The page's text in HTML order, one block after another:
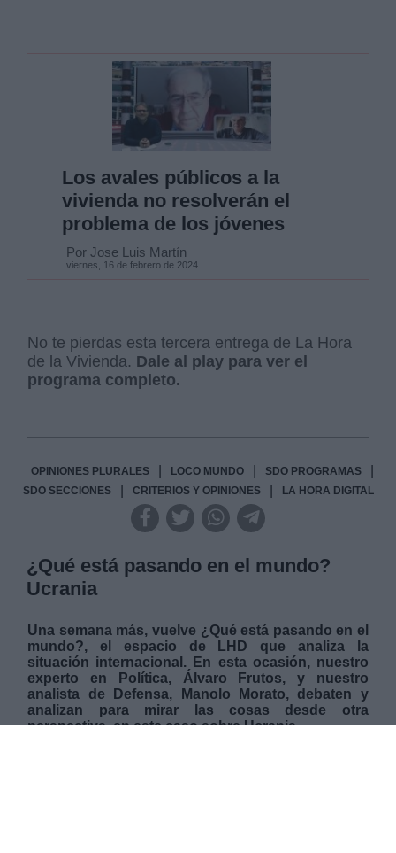
Los avales públicos a la
vivienda no resolverán el
problema de los jóvenes
Por Jose Luis Martín
viernes, 16 de febrero de 2024
No te pierdas esta tercera entrega de La Hora
de la Vivienda. Dale al play para ver el
programa completo.
OPINIONES PLURALES LOCO MUNDO SDO PROGRAMAS
SDO SECCIONES CRITERIOS Y OPINIONES LA HORA DIGITAL
¿Qué está pasando en el mundo?
Ucrania
Una semana más, vuelve ¿Qué está pasando en el
mundo?, el espacio de LHD que analiza la
situación internacional. En esta ocasión, nuestro
experto en Política, Álvaro Frutos, y nuestro
analista de Defensa, Manolo Morato, debaten y
analizan para mirar las cosas desde otra
perspectiva, en este caso sobre Ucrania.